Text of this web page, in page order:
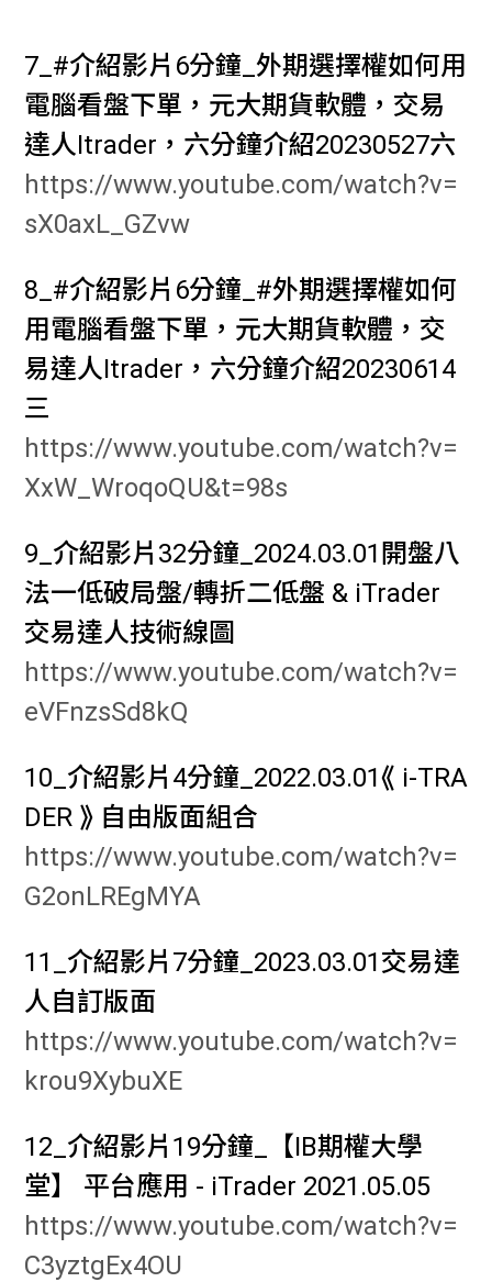
7_#介紹影片6分鐘_外期選擇權如何用
電腦看盤下單，元大期貨軟體，交易
達人Itrader，六分鐘介紹20230527六
https://www.youtube.com/watch?v=
sX0axL_GZvw
8_#介紹影片6分鐘_#外期選擇權如何
用電腦看盤下單，元大期貨軟體，交
易達人Itrader，六分鐘介紹20230614
三
https://www.youtube.com/watch?v=
XxW_WroqoQU&t=98s
9_介紹影片32分鐘_2024.03.01開盤八
法一低破局盤/轉折二低盤 & iTrader
交易達人技術線圖
https://www.youtube.com/watch?v=
eVFnzsSd8kQ
10_介紹影片4分鐘_2022.03.01⟪ i-TRA
DER ⟫ 自由版面組合
https://www.youtube.com/watch?v=
G2onLREgMYA
11_介紹影片7分鐘_2023.03.01交易達
人自訂版面
https://www.youtube.com/watch?v=
krou9XybuXE
12_介紹影片19分鐘_【IB期權大學
堂】 平台應用 - iTrader 2021.05.05
https://www.youtube.com/watch?v=
C3yztgEx4OU